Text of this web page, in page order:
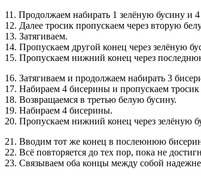
11. Продолжаем набирать 1 зелёную бусину и
12. Далее тросик пропускаем через вторую
13. Затягиваем.
14. Пропускаем другой конец через зелёную
15. Пропускаем нижний конец через
16. Затягиваем и продолжаем набирать 3
17. Набираем 4 бисерины и пропускаем
18. Возвращаемся в третью белую бусину.
19. Набираем 4 бисерины.
20. Пропускаем нижний конец через зелёную
21. Вводим тот же конец в послеюнюю
22. Всё повторяется до тех пор, пока не
23. Связываем оба концы между собой